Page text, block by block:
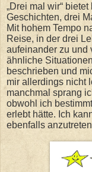
„Drei mal wir“
Geschichten, drei
Mit hohem Tempo
Reise, in der drei
aufeinander zu und
ähnliche
beschrieben und
mir allerdings nicht
manchmal sprang
obwohl ich
erlebt hätte. Ich
ebenfalls